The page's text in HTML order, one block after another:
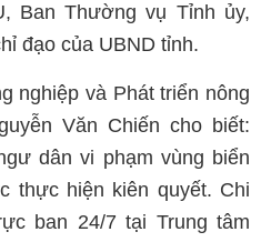
Ban Thường vụ Tỉnh ủy,
đạo của UBND tỉnh.
nghiệp và Phát triển nông
Văn Chiến cho biết:
dân vi phạm vùng biển
thực hiện kiên quyết. Chi
ban 24/7 tại Trung tâm